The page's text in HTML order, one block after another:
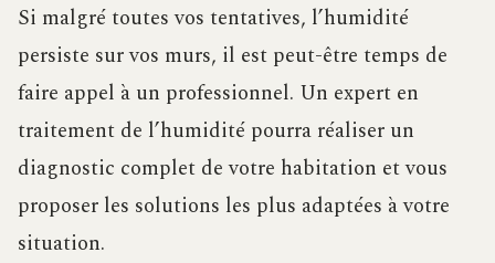
Si malgré toutes vos tentatives, l’humidité
persiste sur vos murs, il est peut-être temps de
faire appel à un professionnel. Un expert en
traitement de l’humidité pourra réaliser un
diagnostic complet de votre habitation et vous
proposer les solutions les plus adaptées à votre
situation.